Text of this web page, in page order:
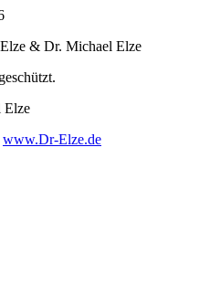
& Dr. Michael Elze
Elze
www.Dr-Elze.de